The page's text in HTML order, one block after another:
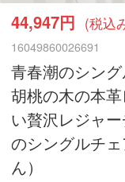
44,947円 (税込
16049860026691
青春潮のシン
胡桃の木の本
い贅沢レジャ
のシングルチ
ん）